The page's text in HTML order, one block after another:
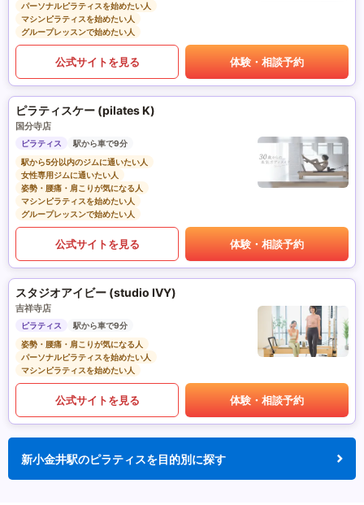
パーソナルピラティスを始めたい人
マシンピラティスを始めたい人
グループレッスンで始めたい人
公式サイトを見る 体験・相談予約
ピラティスケー (pilates K)
国分寺店
ピラティス
駅から車で9分
駅から5分以内のジムに通いたい人
女性専用ジムに通いたい人
姿勢・腰痛・肩こりが気になる人
マシンピラティスを始めたい人
グループレッスンで始めたい人
公式サイトを見る 体験・相談予約
スタジオアイビー (studio IVY)
吉祥寺店
ピラティス
駅から車で9分
姿勢・腰痛・肩こりが気になる人
パーソナルピラティスを始めたい人
マシンピラティスを始めたい人
公式サイトを見る 体験・相談予約
新小金井駅のピラティスを目的別に探す